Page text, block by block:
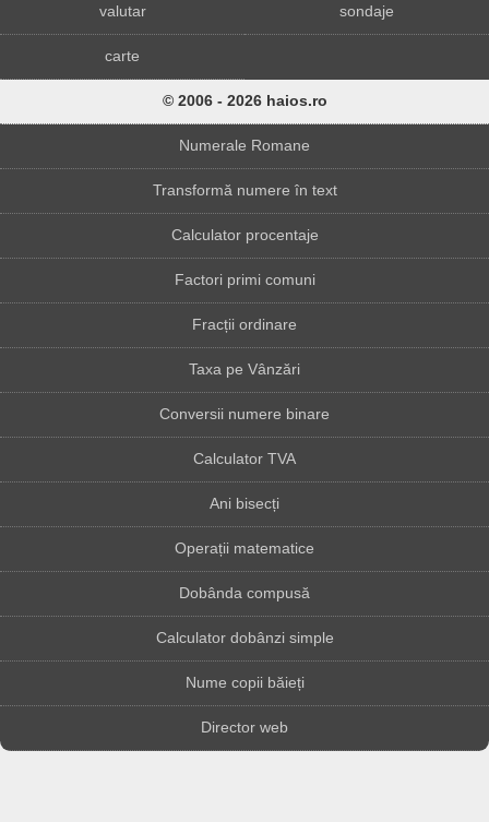
valutar sondaje
carte
© 2006 - 2026 haios.ro
Numerale Romane
Transformă numere în text
Calculator procentaje
Factori primi comuni
Fracții ordinare
Taxa pe Vânzări
Conversii numere binare
Calculator TVA
Ani bisecți
Operații matematice
Dobânda compusă
Calculator dobânzi simple
Nume copii băieți
Director web